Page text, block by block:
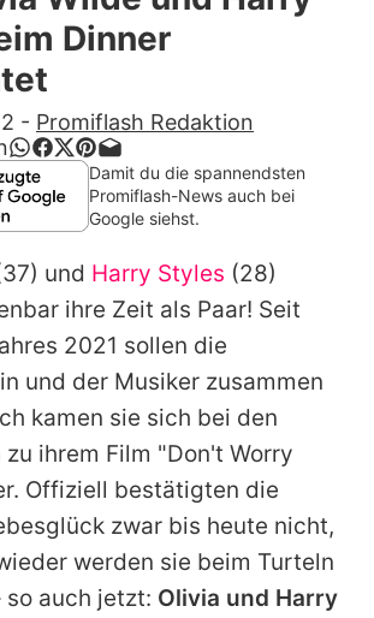
Themen auf Promiflash
App runterladen
Team
Richtlinien
Impressum
Utiq verwalten
Dinner
- Promiflash Redaktion
Damit du die spannendsten
Promiflash-News auch bei
Google siehst.
und Harry Styles (28)
ihre Zeit als Paar! Seit
2021 sollen die
und der Musiker zusammen
kamen sie sich bei den
ihrem Film "Don't Worry
Offiziell bestätigten die
zwar bis heute nicht,
werden sie beim Turteln
auch jetzt: Olivia und Harry